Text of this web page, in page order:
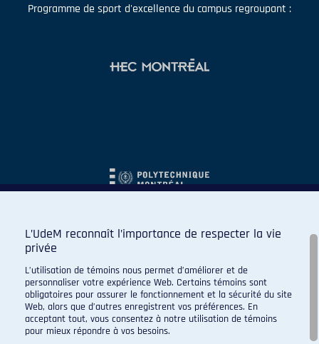
Programme de sport d'excellence du campus regroupant :
L’UdeM reconnaît l’importance de respecter la vie
privée
L’utilisation de témoins nous permet d’améliorer et de
personnaliser votre expérience Web. Certains témoins sont
obligatoires pour assurer le fonctionnement et la sécurité du site
Web, alors que d’autres enregistrent vos préférences. En
acceptant tout, vous consentez à notre utilisation de témoins
pour mieux répondre à vos besoins.